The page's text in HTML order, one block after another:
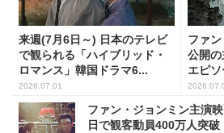
来週(7月6日～) 日本のテレビ
で観られる「ハイブリッド・
ロマンス」韓国ドラマ6...
2026.07.01
ファ
公開
エピ
ファン・ジョンミン主演
日で観客動員400万人突破